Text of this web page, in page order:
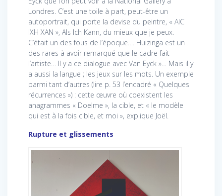
Londres. C’est une toile à part, peut-être un
autoportrait, qui porte la devise du peintre, « AlC
IXH XAN », Als Ich Kann, du mieux que je peux.
C’était un des fous de l’époque…. Huizinga est un
des rares à avoir remarqué que le cadre fait
l’artiste… Il y a ce dialogue avec Van Eyck »… Mais il y
a aussi la langue ; les jeux sur les mots. Un exemple
parmi tant d’autres (lire p. 53 l’encadré « Quelques
récurrences ») : cette œuvre où coexistent les
anagrammes « Doelme », la cible, et « le modèle
qui est à la fois cible, et moi », explique Joël.
Rupture et glissements